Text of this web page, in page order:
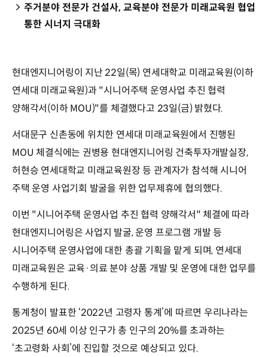
주거분야 전문가 건설사, 교육분야 전문가 미래교육원 협업
통한 시너지 극대화
현대엔지니어링이 지난 22일(목) 연세대학교 미래교육원(이하
연세대 미래교육원)과 "시니어주택 운영사업 추진 협력
양해각서(이하 MOU)"를 체결했다고 23일(금) 밝혔다.
서대문구 신촌동에 위치한 연세대 미래교육원에서 진행된
MOU 체결식에는 권병용 현대엔지니어링 건축투자개발실장,
허현승 연세대학교 미래교육원장 등 관계자가 참석해 시니어
주택 운영 사업기회 발굴을 위한 업무제휴에 협의했다.
이번 "시니어주택 운영사업 추진 협력 양해각서" 체결에 따라
현대엔지니어링은 사업지 발굴, 운영 프로그램 개발 등
시니어주택 운영사업에 대한 총괄 기획을 맡게 되며, 연세대
미래교육원은 교육·의료 분야 상품 개발 및 운영에 대한 업무를
수행하게 된다.
통계청이 발표한 ‘2022년 고령자 통계’에 따르면 우리나라는
2025년 60세 이상 인구가 총 인구의 20%를 초과하는
‘초고령화 사회’에 진입할 것으로 예상되고 있다.